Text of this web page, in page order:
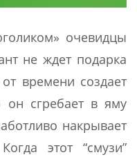
очевидцы
не ждет подарка
времени создает
он сгребает в яму
накрывает
этот “смузи”